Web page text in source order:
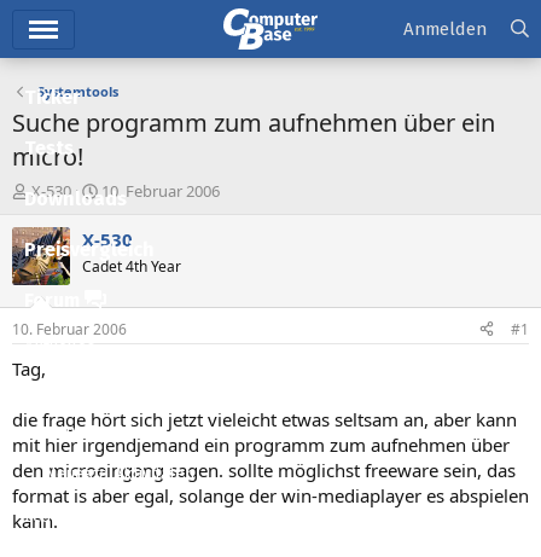
Ticker
Tests
Downloads
Preisvergleich
Forum
Aktuelles
Neue Beiträge
Neueste Aktivitäten
Leserartikel
Anmelden
Systemtools
Suche programm zum aufnehmen über ein
micro!
E
r
s
t
e
e
r
X-530
E
r
s
e
l
t
10. Februar 2006
X-530
Cadet 4th Year
10. Februar 2006 #1
Tag,
die frage hört sich jetzt vieleicht etwas seltsam an, aber kann
mit hier irgendjemand ein programm zum aufnehmen über
den microeingang sagen. sollte möglichst freeware sein, das
format is aber egal, solange der win-mediaplayer es abspielen
kann.